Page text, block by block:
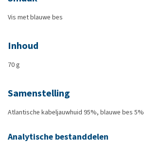
Vis met blauwe bes
Inhoud
70 g
Samenstelling
Atlantische kabeljauwhuid 95%, blauwe bes 5%
Analytische bestanddelen